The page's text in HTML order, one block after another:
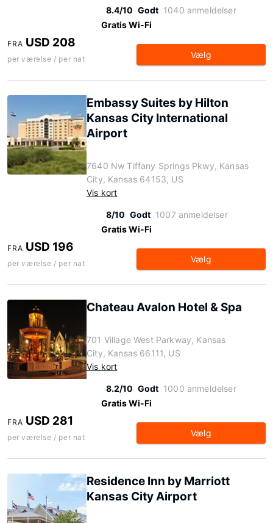
8.4/10 Godt 1040 anmeldelser
Gratis Wi-Fi
FRA USD 208
per værelse / per nat Vælg
Embassy Suites by Hilton
Kansas City International
Airport
7640 Nw Tiffany Springs Pkwy, Kansas
City, Kansas 64153, US
Vis kort
8/10 Godt 1007 anmeldelser
Gratis Wi-Fi
FRA USD 196
per værelse / per nat Vælg
Chateau Avalon Hotel & Spa
701 Village West Parkway, Kansas
City, Kansas 66111, US
Vis kort
8.2/10 Godt 1000 anmeldelser
Gratis Wi-Fi
FRA USD 281
per værelse / per nat Vælg
Residence Inn by Marriott
Kansas City Airport